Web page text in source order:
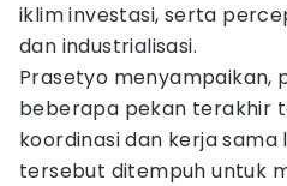
iklim investasi, serta
dan industrialisasi.
Prasetyo menyampaikan,
beberapa pekan terakhir
koordinasi dan kerja sama
tersebut ditempuh untuk